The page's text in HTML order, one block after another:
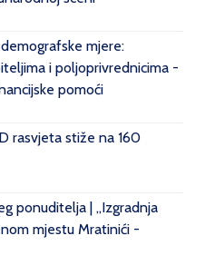
mjere:
i poljoprivrednicima -
pomoći
rasvjeta stiže na 160
ponuditelja | „Izgradnja
mjestu Mratinići -